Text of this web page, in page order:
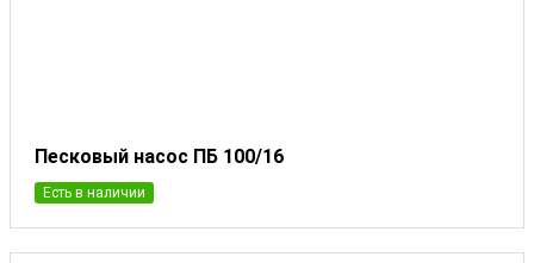
Песковый насос ПБ 100/16
Есть в наличии